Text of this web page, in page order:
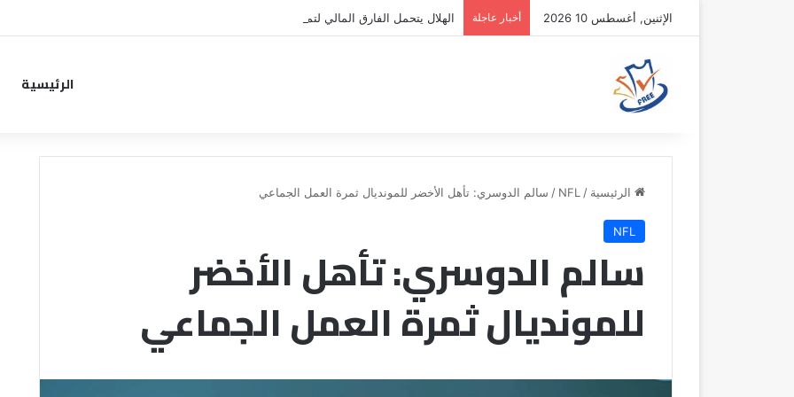
الإثنين, أغسطس 10 2026 أخبار عاجلة الهلال يتحمل الفارق المالي لتمهيد انتقال داروين نونيز إلى الدوري التركي
الرئيسية
الرئيسية /
NFL
/ سالم الدوسري: تأهل الأخضر للمونديال ثمرة العمل الجماعي
NFL
سالم الدوسري: تأهل الأخضر
للمونديال ثمرة العمل الجماعي